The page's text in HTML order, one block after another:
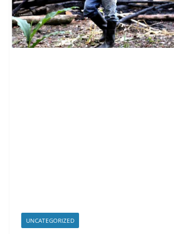
UNCATEGORIZED